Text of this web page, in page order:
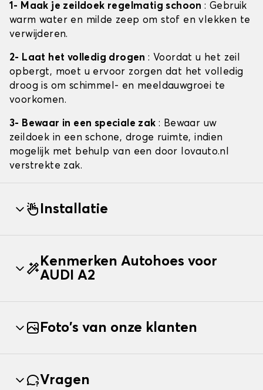
1- Maak je zeildoek regelmatig schoon: Gebruik
warm water en milde zeep om stof en vlekken te
verwijderen.
2- Laat het volledig drogen: Voordat u het zeil
opbergt, moet u ervoor zorgen dat het volledig
droog is om schimmel- en meeldauwgroei te
voorkomen.
3- Bewaar in een speciale zak : Bewaar uw
zeildoek in een schone, droge ruimte, indien
mogelijk met behulp van een door lovauto.nl
verstrekte zak.
Installatie
Kenmerken Autohoes voor
AUDI A2
Foto's van onze klanten
Vragen